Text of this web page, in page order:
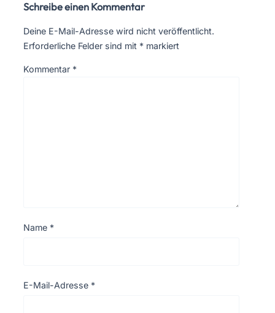
Schreibe einen Kommentar
Deine E-Mail-Adresse wird nicht veröffentlicht.
Erforderliche Felder sind mit * markiert
Kommentar *
Name *
E-Mail-Adresse *